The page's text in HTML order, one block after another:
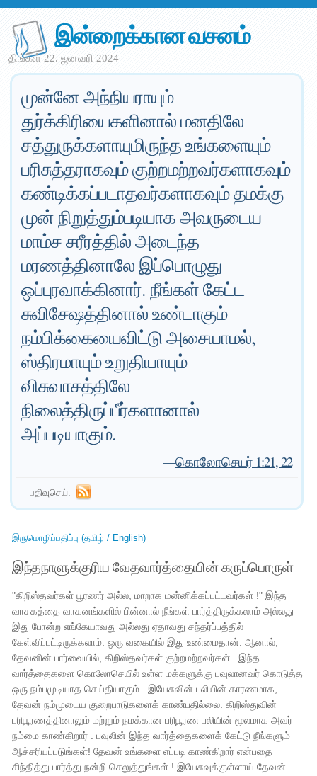
இன்றைக்கான வசனம்
திங்கள் 22. ஜனவரி 2024
முன்னே அந்நியராயும்
துர்க்கிரியைகளினால் மனதிலே
சத்துருக்களாயுமிருந்த உங்களையும்
பரிசுத்தராகவும் குற்றமற்றவர்களாகவும்
கண்டிக்கப்படாதவர்களாகவும் தமக்கு
முன் நிறுத்தும்படியாக அவருடைய
மாம்ச சரீரத்தில் அடைந்த
மரணத்தினாலே இப்பொழுது
ஒப்புரவாக்கினார். நீங்கள் கேட்ட
சுவிசேஷத்தினால் உண்டாகும்
நம்பிக்கையைவிட்டு அசையாமல்,
ஸ்திரமாயும் உறுதியாயும்
விசுவாசத்திலே
நிலைத்திருப்பீர்களானால்
அப்படியாகும்.
—கொலோசெயர் 1:21, 22
பதிவுசெய்:
இருமொழிப்பதிப்பு (தமிழ் / English)
இந்தநாளுக்குரிய வேதவார்த்தையின் கருப்பொருள்
"கிறிஸ்தவர்கள் பூரணர் அல்ல, மாறாக மன்னிக்கப்பட்டவர்கள் !" இந்த
வாசகத்தை வாகனங்களில் பின்னால் நீங்கள் பார்த்திருக்கலாம் அல்லது
இது போன்ற எங்கேயாவது அல்லது ஏதாவது சந்தர்ப்பத்தில்
கேள்விப்பட்டிருக்கலாம். ஒரு வகையில் இது உண்மைதான். ஆனால்,
தேவனின் பார்வையில், கிறிஸ்தவர்கள் குற்றமற்றவர்கள் . இந்த
வார்த்தைகளை கொலோசெயில் உள்ள மக்களுக்கு பவுலானவர் கொடுத்த
ஒரு நம்பமுடியாத செய்தியாகும் . இயேசுவின் பலியின் காரணமாக,
தேவன் நம்முடைய குறைபாடுகளைக் காண்பதில்லை. கிறிஸ்துவின்
பரிபூரணத்தினாலும் மற்றும் நமக்கான பரிபூரண பலியின் மூலமாக அவர்
நம்மை காண்கிறார் . பவுலின் இந்த வார்த்தைகளைக் கேட்டு நீங்களும்
ஆச்சரியப்படுங்கள்! தேவன் உங்களை எப்படி காண்கிறார் என்பதை
சிந்தித்து பார்த்து நன்றி செலுத்துங்கள் ! இயேசுவுக்குள்ளாய் தேவன்